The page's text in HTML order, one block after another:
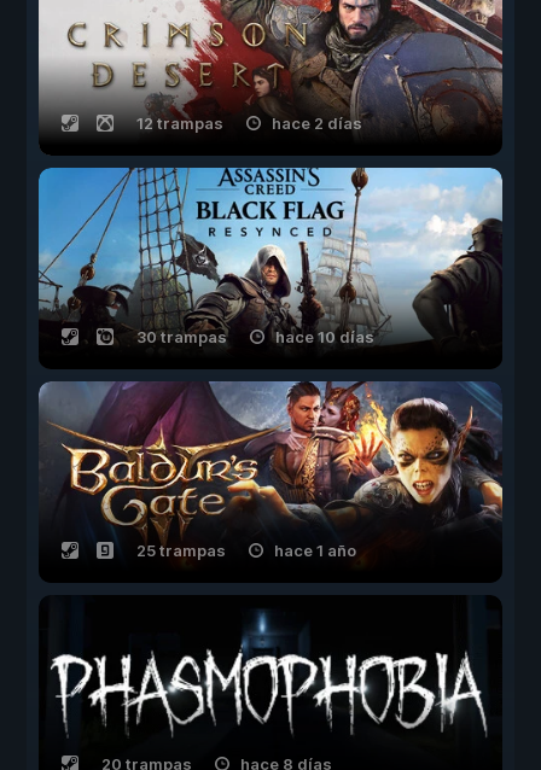
12 trampas hace 2 días
30 trampas hace 10 días
25 trampas hace 1 año
20 trampas hace 8 días